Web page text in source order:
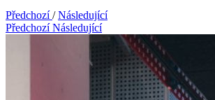
Předchozí / Následující
Předchozí Následující